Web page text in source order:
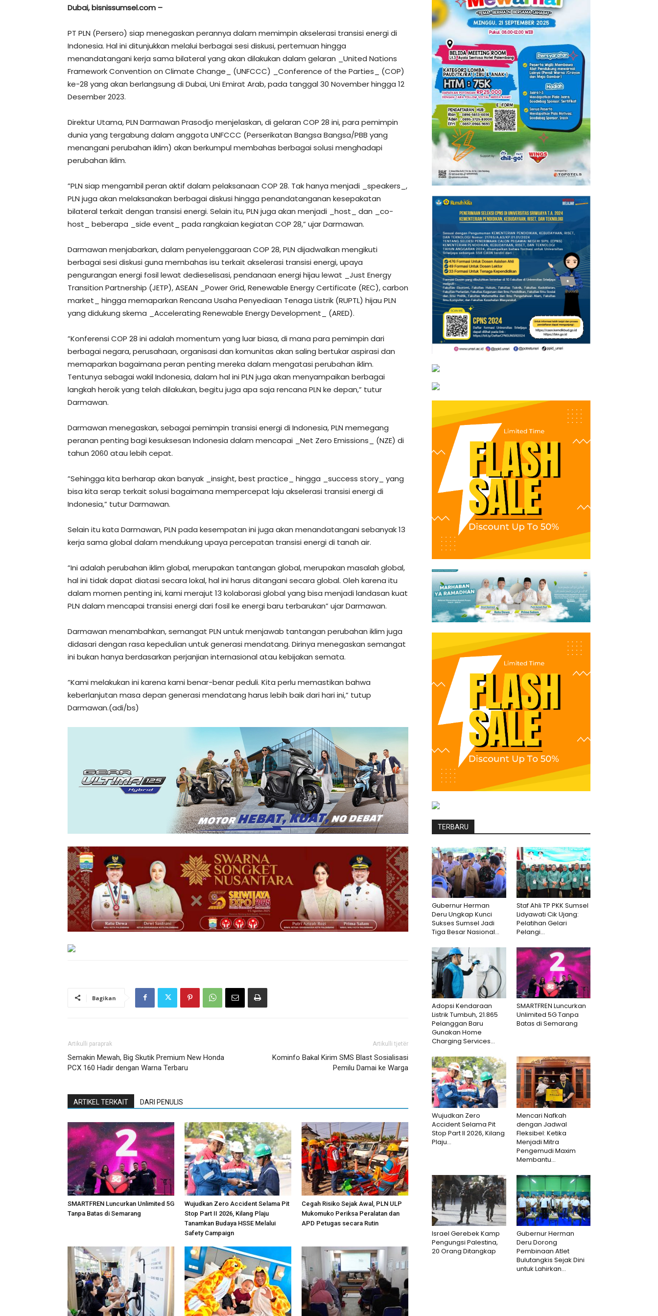
Dubai, bisnissumsel.com –
PT PLN (Persero) siap menegaskan perannya dalam memimpin akselerasi transisi energi di
Indonesia. Hal ini ditunjukkan melalui berbagai sesi diskusi, pertemuan hingga
menandatangani kerja sama bilateral yang akan dilakukan dalam gelaran _United Nations
Framework Convention on Climate Change_ (UNFCCC) _Conference of the Parties_ (COP)
ke-28 yang akan berlangsung di Dubai, Uni Emirat Arab, pada tanggal 30 November hingga 12
Desember 2023.
Direktur Utama, PLN Darmawan Prasodjo menjelaskan, di gelaran COP 28 ini, para pemimpin
dunia yang tergabung dalam anggota UNFCCC (Perserikatan Bangsa Bangsa/PBB yang
menangani perubahan iklim) akan berkumpul membahas berbagai solusi menghadapi
perubahan iklim.
”PLN siap mengambil peran aktif dalam pelaksanaan COP 28. Tak hanya menjadi _speakers_,
PLN juga akan melaksanakan berbagai diskusi hingga penandatanganan kesepakatan
bilateral terkait dengan transisi energi. Selain itu, PLN juga akan menjadi _host_ dan _co-
host_ beberapa _side event_ pada rangkaian kegiatan COP 28,” ujar Darmawan.
Darmawan menjabarkan, dalam penyelenggaraan COP 28, PLN dijadwalkan mengikuti
berbagai sesi diskusi guna membahas isu terkait akselerasi transisi energi, upaya
pengurangan energi fosil lewat dedieselisasi, pendanaan energi hijau lewat _Just Energy
Transition Partnership (JETP), ASEAN _Power Grid, Renewable Energy Certificate (REC), carbon
market_ hingga memaparkan Rencana Usaha Penyediaan Tenaga Listrik (RUPTL) hijau PLN
yang didukung skema _Accelerating Renewable Energy Development_ (ARED).
”Konferensi COP 28 ini adalah momentum yang luar biasa, di mana para pemimpin dari
berbagai negara, perusahaan, organisasi dan komunitas akan saling bertukar aspirasi dan
memaparkan bagaimana peran penting mereka dalam mengatasi perubahan iklim.
Tentunya sebagai wakil Indonesia, dalam hal ini PLN juga akan menyampaikan berbagai
langkah heroik yang telah dilakukan, begitu juga apa saja rencana PLN ke depan,” tutur
Darmawan.
Darmawan menegaskan, sebagai pemimpin transisi energi di Indonesia, PLN memegang
peranan penting bagi kesuksesan Indonesia dalam mencapai _Net Zero Emissions_ (NZE) di
tahun 2060 atau lebih cepat.
”Sehingga kita berharap akan banyak _insight, best practice_ hingga _success story_ yang
bisa kita serap terkait solusi bagaimana mempercepat laju akselerasi transisi energi di
Indonesia,” tutur Darmawan.
Selain itu kata Darmawan, PLN pada kesempatan ini juga akan menandatangani sebanyak 13
kerja sama global dalam mendukung upaya percepatan transisi energi di tanah air.
”Ini adalah perubahan iklim global, merupakan tantangan global, merupakan masalah global,
hal ini tidak dapat diatasi secara lokal, hal ini harus ditangani secara global. Oleh karena itu
dalam momen penting ini, kami merajut 13 kolaborasi global yang bisa menjadi landasan kuat
PLN dalam mencapai transisi energi dari fosil ke energi baru terbarukan” ujar Darmawan.
Darmawan menambahkan, semangat PLN untuk menjawab tantangan perubahan iklim juga
didasari dengan rasa kepedulian untuk generasi mendatang. Dirinya menegaskan semangat
ini bukan hanya berdasarkan perjanjian internasional atau kebijakan semata.
”Kami melakukan ini karena kami benar-benar peduli. Kita perlu memastikan bahwa
keberlanjutan masa depan generasi mendatang harus lebih baik dari hari ini,” tutup
Darmawan.(adi/bs)
Bagikan
Artikulli paraprak
Semakin Mewah, Big Skutik Premium New Honda
PCX 160 Hadir dengan Warna Terbaru
Artikulli tjetër
Kominfo Bakal Kirim SMS Blast Sosialisasi
Pemilu Damai ke Warga
ARTIKEL TERKAIT DARI PENULIS
SMARTFREN Luncurkan Unlimited 5G
Tanpa Batas di Semarang
Wujudkan Zero Accident Selama Pit
Stop Part II 2026, Kilang Plaju
Tanamkan Budaya HSSE Melalui
Safety Campaign
Cegah Risiko Sejak Awal, PLN ULP
Mukomuko Periksa Peralatan dan
APD Petugas secara Rutin
TERBARU
Gubernur Herman
Deru Ungkap Kunci
Sukses Sumsel Jadi
Tiga Besar Nasional...
Staf Ahli TP PKK Sumsel
Lidyawati Cik Ujang:
Pelatihan Gelari
Pelangi...
Adopsi Kendaraan
Listrik Tumbuh, 21.865
Pelanggan Baru
Gunakan Home
Charging Services...
SMARTFREN Luncurkan
Unlimited 5G Tanpa
Batas di Semarang
Wujudkan Zero
Accident Selama Pit
Stop Part II 2026, Kilang
Plaju...
Mencari Nafkah
dengan Jadwal
Fleksibel: Ketika
Menjadi Mitra
Pengemudi Maxim
Membantu...
Israel Gerebek Kamp
Pengungsi Palestina,
20 Orang Ditangkap
Gubernur Herman
Deru Dorong
Pembinaan Atlet
Bulutangkis Sejak Dini
untuk Lahirkan...